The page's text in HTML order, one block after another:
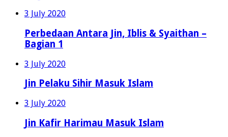
3 July 2020
Perbedaan Antara Jin, Iblis & Syaithan –
Bagian 1
3 July 2020
Jin Pelaku Sihir Masuk Islam
3 July 2020
Jin Kafir Harimau Masuk Islam